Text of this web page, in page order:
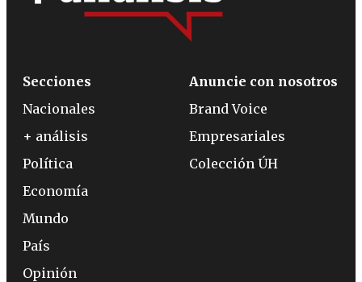
Secciones
Nacionales
+ análisis
Política
Economía
Mundo
País
Opinión
Anuncie con nosotros
Brand Voice
Empresariales
Colección ÚH